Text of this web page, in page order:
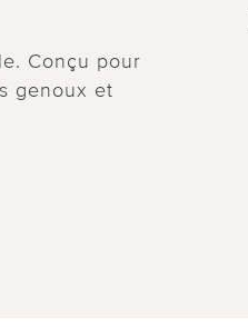
Conçu pour
genoux et